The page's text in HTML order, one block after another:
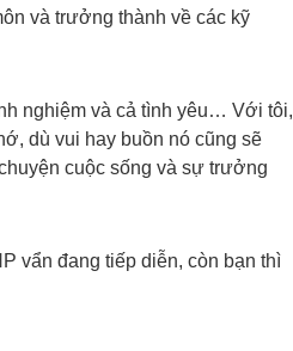
và trưởng thành về các kỹ
nghiệm và cả tình yêu… Với tôi,
dù vui hay buồn nó cũng sẽ
cuộc sống và sự trưởng
vẩn đang tiếp diễn, còn bạn thì